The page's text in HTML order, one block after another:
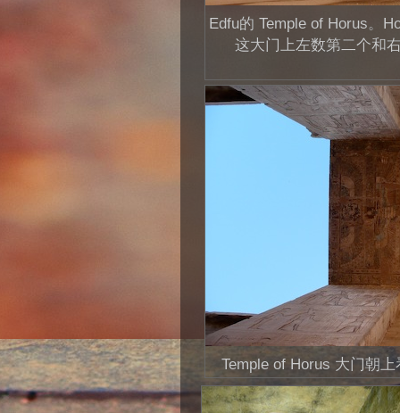
Edfu的 Temple of Horus。
这大门上左数第二个和
Temple of Horus 大门朝